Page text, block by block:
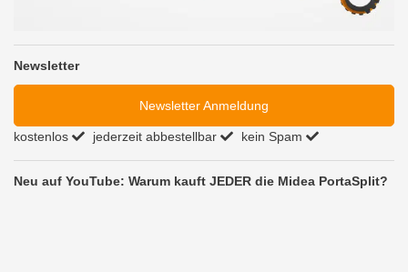
Newsletter
Newsletter Anmeldung
kostenlos jederzeit abbestellbar kein Spam
Neu auf YouTube: Warum kauft JEDER die Midea PortaSplit?